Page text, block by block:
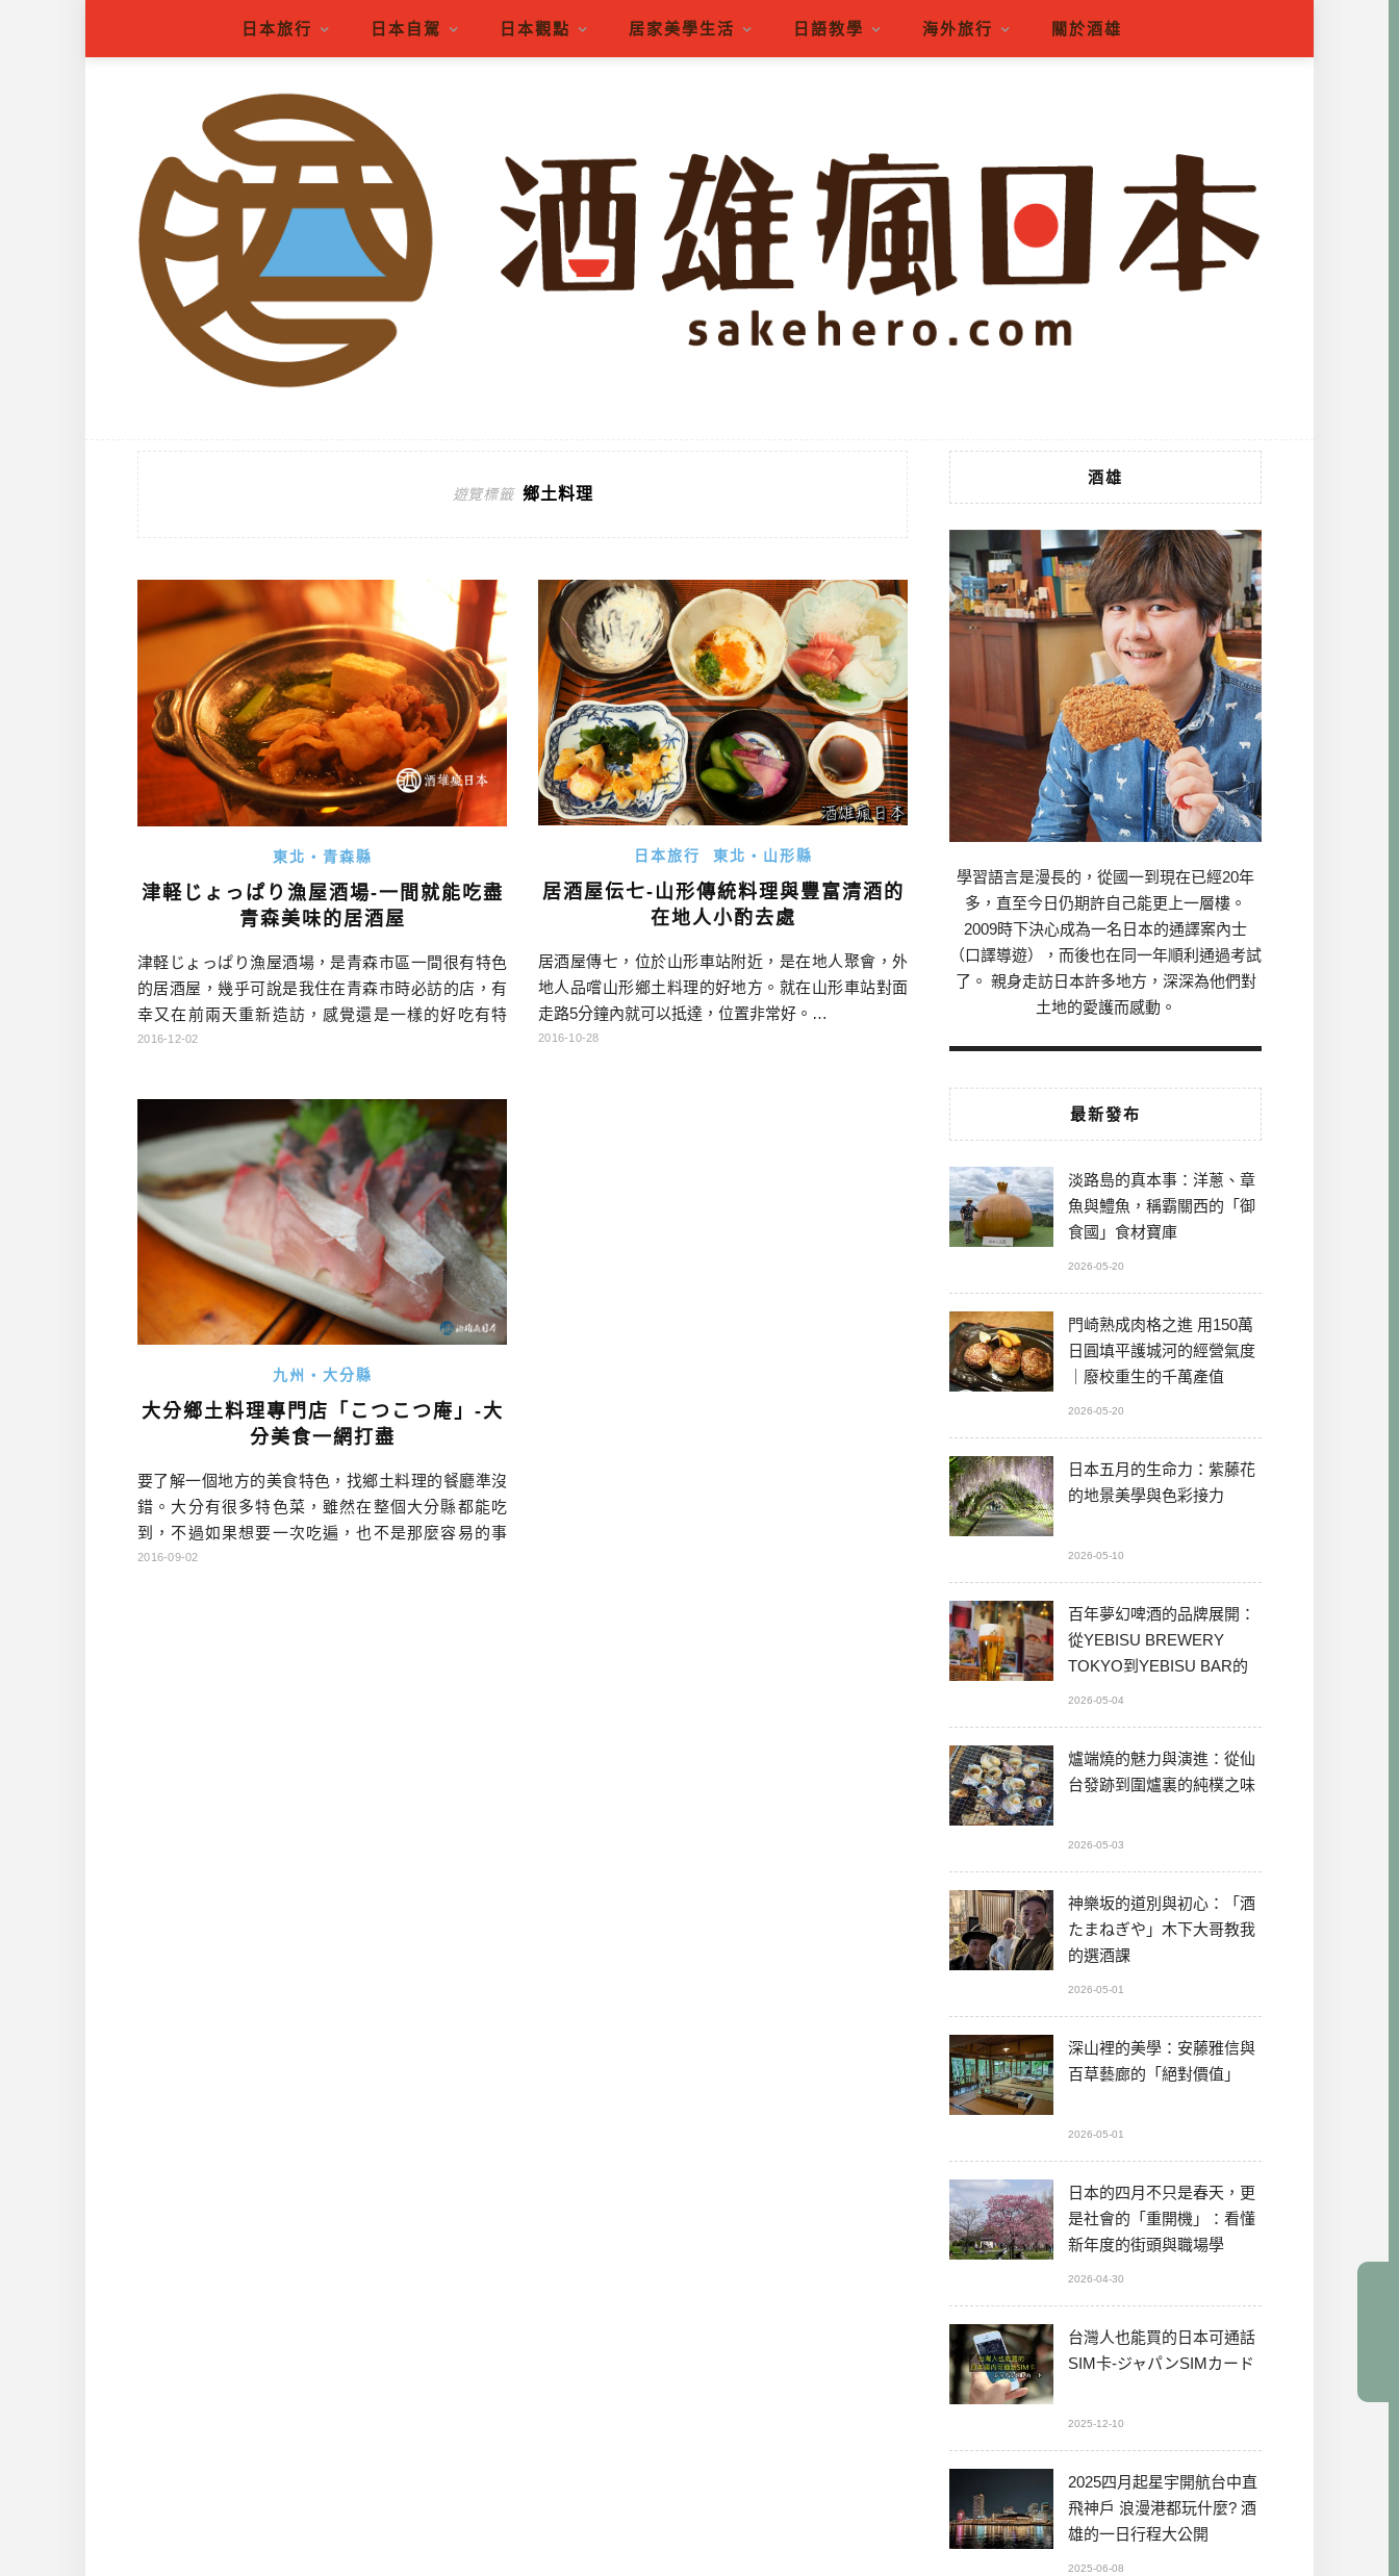
日本旅行 日本自駕 日本觀點 居家美學生活 日語教學 海外旅行 關於酒雄
遊覽標籤 鄉土料理
東北・青森縣
津軽じょっぱり漁屋酒場-一間就能吃盡
青森美味的居酒屋
津軽じょっぱり漁屋酒場，是青森市區一間很有特色
的居酒屋，幾乎可說是我住在青森市時必訪的店，有
幸又在前兩天重新造訪，感覺還是一樣的好吃有特
色。價位是比一般的居酒屋高些，但可以在一間店
（帆立貝）、蘋果、シャモロック地雞、黑蒜頭、仙
貝汁、莓煮、十和田牛等等，這裡通通可以吃到，怪
不得外面招牌上大大寫著，來這一間就 […]…
2016-12-02
日本旅行 東北・山形縣
居酒屋伝七-山形傳統料理與豐富清酒的
在地人小酌去處
居酒屋傳七，位於山形車站附近，是在地人聚會，外
地人品嚐山形鄉土料理的好地方。就在山形車站對面
走路5分鐘內就可以抵達，位置非常好。…
2016-10-28
九州・大分縣
大分鄉土料理專門店「こつこつ庵」-大
分美食一網打盡
要了解一個地方的美食特色，找鄉土料理的餐廳準沒
錯。大分有很多特色菜，雖然在整個大分縣都能吃
到，不過如果想要一次吃遍，也不是那麼容易的事
情。今天造訪的是位於大分市區，創業40年的老房餐
2016-09-02
酒雄
學習語言是漫長的，從國一到現在已經20年
多，直至今日仍期許自己能更上一層樓。
2009時下決心成為一名日本的通譯案內士
（口譯導遊），而後也在同一年順利通過考試
了。 親身走訪日本許多地方，深深為他們對
土地的愛護而感動。
最新發布
淡路島的真本事：洋蔥、章
魚與鱧魚，稱霸關西的「御
食國」食材寶庫
2026-05-20
門崎熟成肉格之進 用150萬
日圓填平護城河的經營氣度
｜廢校重生的千萬產值
2026-05-20
日本五月的生命力：紫藤花
的地景美學與色彩接力
2026-05-10
百年夢幻啤酒的品牌展開：
從YEBISU BREWERY
TOKYO到YEBISU BAR的
2026-05-04
爐端燒的魅力與演進：從仙
台發跡到圍爐裏的純樸之味
2026-05-03
神樂坂的道別與初心：「酒
たまねぎや」木下大哥教我
的選酒課
2026-05-01
深山裡的美學：安藤雅信與
百草藝廊的「絕對價值」
2026-05-01
日本的四月不只是春天，更
是社會的「重開機」：看懂
新年度的街頭與職場學
2026-04-30
台灣人也能買的日本可通話
SIM卡-ジャパンSIMカード
2025-12-10
2025四月起星宇開航台中直
飛神戶 浪漫港都玩什麼? 酒
雄的一日行程大公開
2025-06-08